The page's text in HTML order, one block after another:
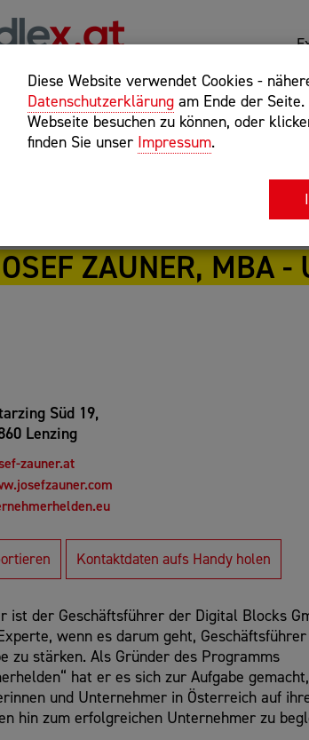
Diese Website verwendet Cookies -
Datenschutzerklärung am Ende der
Webseite besuchen zu können, oder
finden Sie unser Impressum.
Hilfreiche Suchparameter: Begriff
Exakter Suchbegriff: "internet of
ZAUNER, MBA -
Süd 19,
Lenzing
zauner.at
Kontaktdaten aufs Handy holen
ist der Geschäftsführer der Digital Blocks
wenn es darum geht,
zu stärken. Als Gründer des Programms
hat er es sich zur Aufgabe gemacht,
und Unternehmer in Österreich auf
hin zum erfolgreichen Unternehmer zu